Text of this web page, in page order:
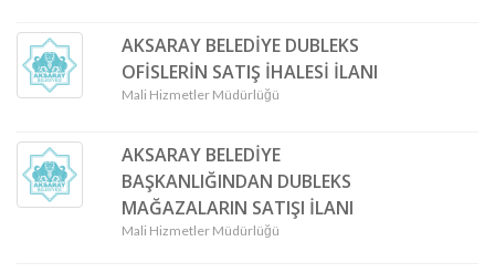
AKSARAY BELEDİYE DUBLEKS
OFİSLERİN SATIŞ İHALESİ İLANI
Mali Hizmetler Müdürlüğü
AKSARAY BELEDİYE
BAŞKANLIĞINDAN DUBLEKS
MAĞAZALARIN SATIŞI İLANI
Mali Hizmetler Müdürlüğü